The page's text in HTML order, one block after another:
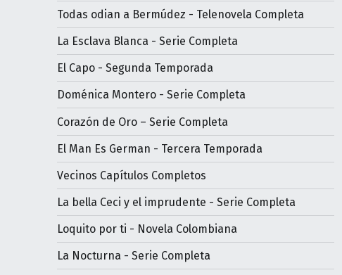
Todas odian a Bermúdez - Telenovela Completa
La Esclava Blanca - Serie Completa
El Capo - Segunda Temporada
Doménica Montero - Serie Completa
Corazón de Oro – Serie Completa
El Man Es German - Tercera Temporada
Vecinos Capítulos Completos
La bella Ceci y el imprudente - Serie Completa
Loquito por ti - Novela Colombiana
La Nocturna - Serie Completa